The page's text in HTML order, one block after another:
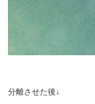
分離させた後↓